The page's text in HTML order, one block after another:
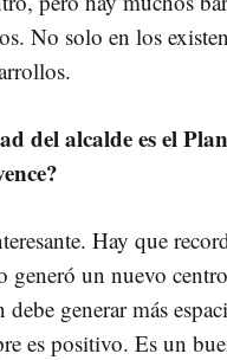
No solo en los
del alcalde es el
Hay que
generó un nuevo
generar más
es positivo. Es un